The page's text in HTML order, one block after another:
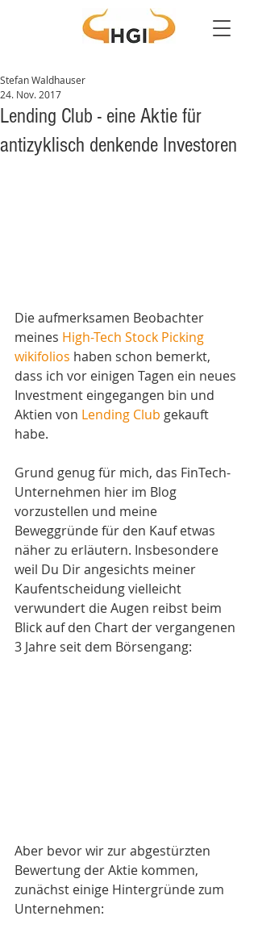
Lending Club - eine Aktie für
antizyklisch denkende Investoren
Stefan Waldhauser
24. Nov. 2017
Die aufmerksamen Beobachter
meines High-Tech Stock Picking
wikifolios haben schon bemerkt,
dass ich vor einigen Tagen ein neues
Investment eingegangen bin und
Aktien von Lending Club gekauft
habe.
Grund genug für mich, das FinTech-
Unternehmen hier im Blog
vorzustellen und meine
Beweggründe für den Kauf etwas
näher zu erläutern. Insbesondere
weil Du Dir angesichts meiner
Kaufentscheidung vielleicht
verwundert die Augen reibst beim
Blick auf den Chart der vergangenen
3 Jahre seit dem Börsengang:
Aber bevor wir zur abgestürzten
Bewertung der Aktie kommen,
zunächst einige Hintergründe zum
Unternehmen: